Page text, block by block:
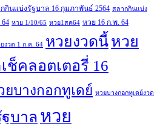
กินแบ่งรัฐบาล 16 กุมภาพันธ์ 2564 สลากกินแบ่ง
หวย 1/10/65 หวย1สค64 หวย 16 ก.พ. 64
งวด 1 ก.ค. 64 หวยงวดนี้หวย
ช็คลอตเตอรี่ 16
ยบางกอกทูเดย์ หวยบางกอกทูเดย์งวด
บาล หวย